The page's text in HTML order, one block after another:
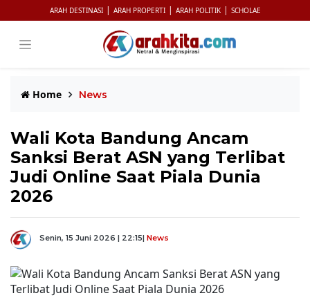
ARAH DESTINASI | ARAH PROPERTI | ARAH POLITIK | SCHOLAE
Home News
Wali Kota Bandung Ancam
Sanksi Berat ASN yang Terlibat
Judi Online Saat Piala Dunia
2026
Senin, 15 Juni 2026 | 22:15| News